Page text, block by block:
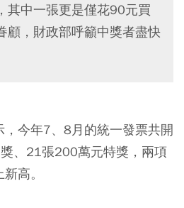
其中一張更是僅花90元買
顧，財政部呼籲中獎者盡快
，今年7、8月的統一發票共開
、21張200萬元特獎，兩項
高。